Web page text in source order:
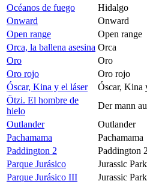
Océanos de fuego
Hidalgo
Onward
Onward
Open range
Open range
Orca, la ballena asesina Orca
Oro
Oro
Oro rojo
Oro rojo
Óscar, Kina y el láser
Óscar, Kina
Ötzi. El hombre de
hielo
Der mann
Outlander
Outlander
Pachamama
Pachamama
Paddington 2
Paddington 2
Parque Jurásico
Jurassic Park
Parque Jurásico III
Jurassic